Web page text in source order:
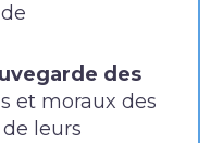
des
et moraux des
leurs